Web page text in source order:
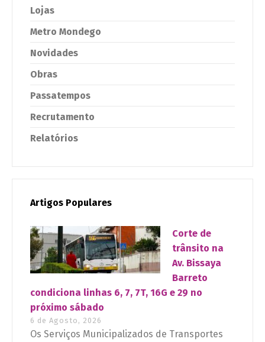
Lojas
Metro Mondego
Novidades
Obras
Passatempos
Recrutamento
Relatórios
Artigos Populares
Corte de
trânsito na
Av. Bissaya
Barreto
condiciona linhas 6, 7, 7T, 16G e 29 no
próximo sábado
6 de Agosto, 2026
Os Serviços Municipalizados de Transportes